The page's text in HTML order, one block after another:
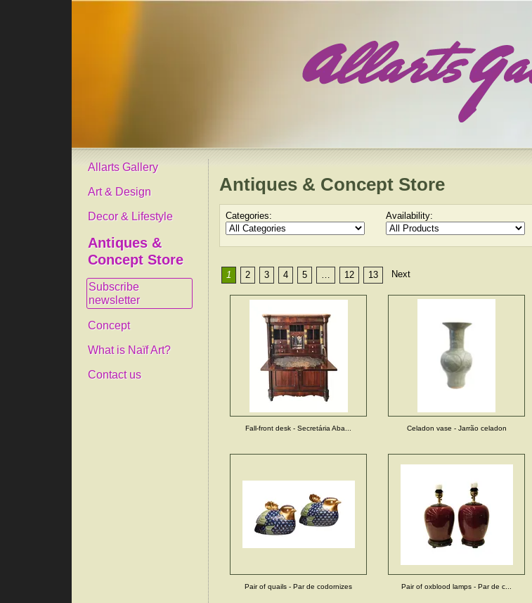
Allarts Gallery
Art & Design
Decor & Lifestyle
Antiques &
Concept Store
Subscribe
newsletter
Concept
What is Naïf Art?
Contact us
Antiques & Concept Store
Categories: Availability:
1 2 3 4 5 … 12 13 Next
Fall-front desk - Secretária Aba... Celadon vase - Jarrão celadon
Pair of quails - Par de codornizes Pair of oxblood lamps - Par de c...